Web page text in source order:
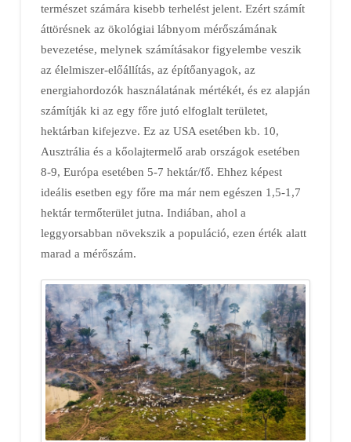
természet számára kisebb terhelést jelent. Ezért számít
áttörésnek az ökológiai lábnyom mérőszámának
bevezetése, melynek számításakor figyelembe veszik
az élelmiszer-előállítás, az építőanyagok, az
energiahordozók használatának mértékét, és ez alapján
számítják ki az egy főre jutó elfoglalt területet,
hektárban kifejezve. Ez az USA esetében kb. 10,
Ausztrália és a kőolajtermelő arab országok esetében
8-9, Európa esetében 5-7 hektár/fő. Ehhez képest
ideális esetben egy főre ma már nem egészen 1,5-1,7
hektár termőterület jutna. Indiában, ahol a
leggyorsabban növekszik a populáció, ezen érték alatt
marad a mérőszám.